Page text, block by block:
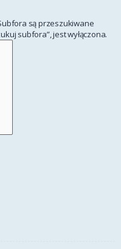
są przeszukiwane
subfora”, jest wyłączona.